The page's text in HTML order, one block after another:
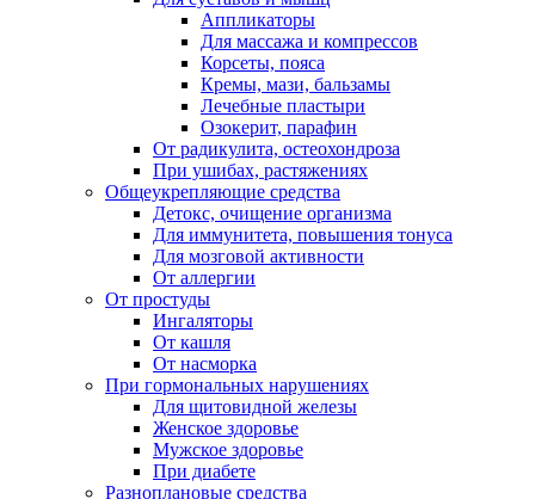
Аппликаторы
Для массажа и компрессов
Корсеты, пояса
Кремы, мази, бальзамы
Лечебные пластыри
Озокерит, парафин
От радикулита, остеохондроза
При ушибах, растяжениях
Общеукрепляющие средства
Детокс, очищение организма
Для иммунитета, повышения тонуса
Для мозговой активности
От аллергии
От простуды
Ингаляторы
От кашля
От насморка
При гормональных нарушениях
Для щитовидной железы
Женское здоровье
Мужское здоровье
При диабете
Разноплановые средства